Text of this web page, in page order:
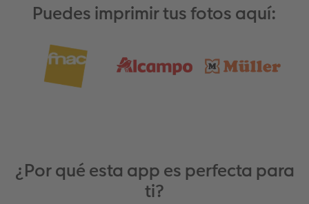
Puedes imprimir tus fotos aquí:
¿Por qué esta app es perfecta para
ti?